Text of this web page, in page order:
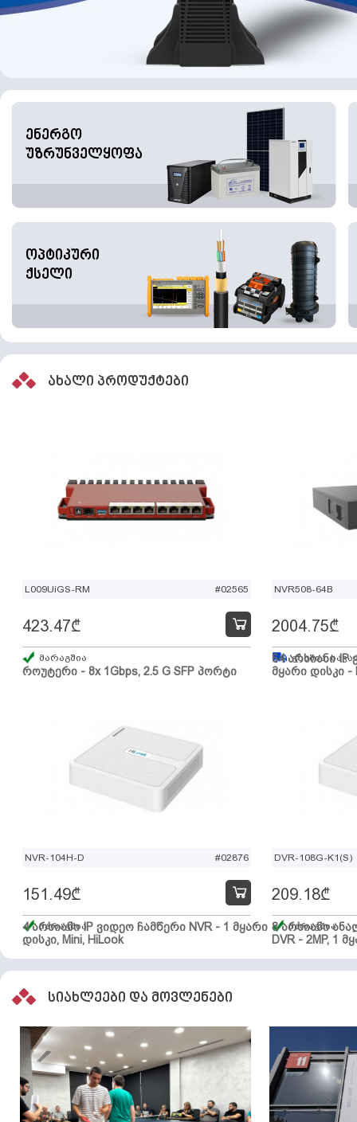
ენერგო
უზრუნველყოფა
ოპტიკური
ქსელი
ახალი პროდუქტები
L009UiGS-RM #02565
როუტერი - 8x 1Gbps, 2.5 G SFP პორტი
423.47₾
მარაგშია
NVR508-64B
64 არხიანი IP
მყარი დისკი -
2004.75₾
გზაშია,
NVR-104H-D #02876
4 არხიანი IP ვიდეო ჩამწერი NVR - 1 მყარი
დისკი, Mini, HiLook
151.49₾
მარაგშია
DVR-108G-K1(S)
8 არხიანი
DVR - 2MP, 1
209.18₾
მარაგშია
სიახლეები და მოვლენები